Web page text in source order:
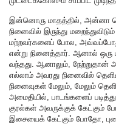
இன்னொரு மாதத்தில், அன்னா
நினைவில் இருந்து
மற்றவர்களைப் போல, அவ்வப்போது
என்று நினைத்தார். ஆனால் ஒரு
வந்தது. ஆனாலும், நேற்றுதான்
எல்லாம் அவரது நினைவில்
நினைவுகள் மேலும், மேலும்
அமைதியில், பாடங்களைப்
குரல்கள் அவருக்குக் கேட்கும்
இசையைக் கேட்கும் போதோ,